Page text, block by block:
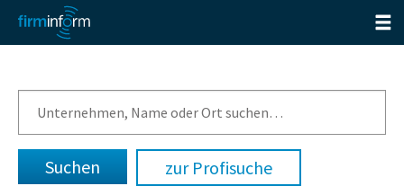
zur Profisuche